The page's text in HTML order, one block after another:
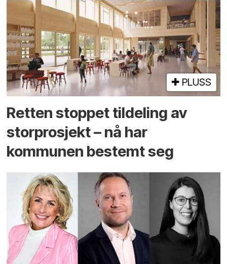
PLUSS
Retten stoppet tildeling av
storprosjekt – nå har
kommunen bestemt seg